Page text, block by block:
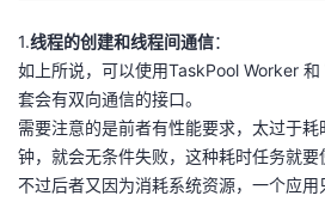
1.线程的创建和线程间通信：
如上所说，可以使用TaskPool Worker
套会有双向通信的接口。
需要注意的是前者有性能要求，太过于
钟，就会无条件失败，这种耗时任务就要
不过后者又因为消耗系统资源，一个应用